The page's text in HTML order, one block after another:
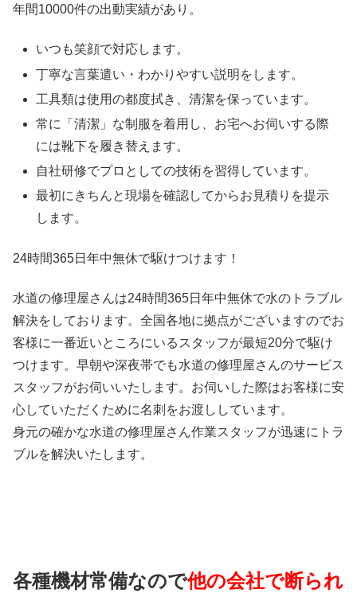
年間10000件の出動実績があり。
いつも笑顔で対応します。
丁寧な言葉遣い・わかりやすい説明をします。
工具類は使用の都度拭き、清潔を保っています。
常に「清潔」な制服を着用し、お宅へお伺いする際
には靴下を履き替えます。
自社研修でプロとしての技術を習得しています。
最初にきちんと現場を確認してからお見積りを提示
します。
24時間365日 年中無休で駆けつけます！
水道の修理屋さんは24時間365日年中無休で水のトラブル
解決をしております。全国各地に拠点がございますのでお
客様に一番近いところにいるスタッフが最短20分で駆け
つけます。早朝や深夜帯でも水道の修理屋さんのサービス
スタッフがお伺いいたします。お伺いした際はお客様に安
心していただくために名刺をお渡ししています。
身元の確かな水道の修理屋さん作業スタッフが迅速にトラ
ブルを解決いたします。
各種機材常備なので他の会社で断られ